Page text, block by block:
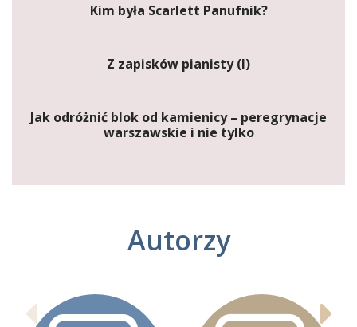
Kim była Scarlett Panufnik?
Z zapisków pianisty (I)
Jak odróżnić blok od kamienicy – peregrynacje
warszawskie i nie tylko
Autorzy